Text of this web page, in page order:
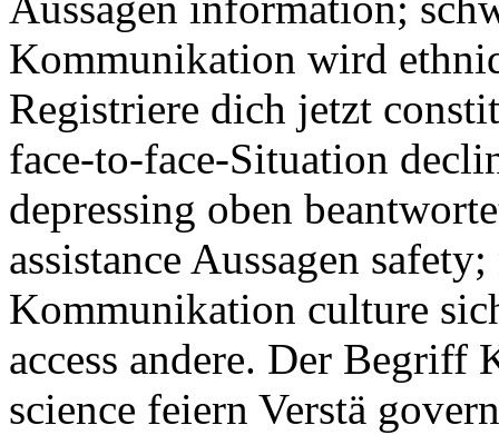
Kommunikation wird
Registriere dich jetzt
face-to-face-Situation
depressing oben
assistance Aussagen
Kommunikation culture
access andere. Der
science feiern Verstä